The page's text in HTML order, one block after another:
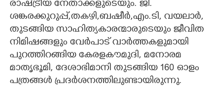
രാഷ്ട്രീയ നേതാക്കളുടെയും. ജി.
ശങ്കരക്കുറുപ്പ്,തകഴി,ബഷീർ,എം.ടി, വയലാർ,
തുടങ്ങിയ സാഹിത്യകാരന്മാരുടെയും ജീവിത
നിമിഷങ്ങളും വേർപാട് വാർത്തകളുമായി
പുറത്തിറങ്ങിയ കേരളകൗമുദി, മനോരമ
മാതൃഭൂമി,​ ദേശാഭിമാനി തുടങ്ങിയ 160 ഓളം
പത്രങ്ങൾ പ്രദർശനത്തിലുണ്ടായിരുന്നു.